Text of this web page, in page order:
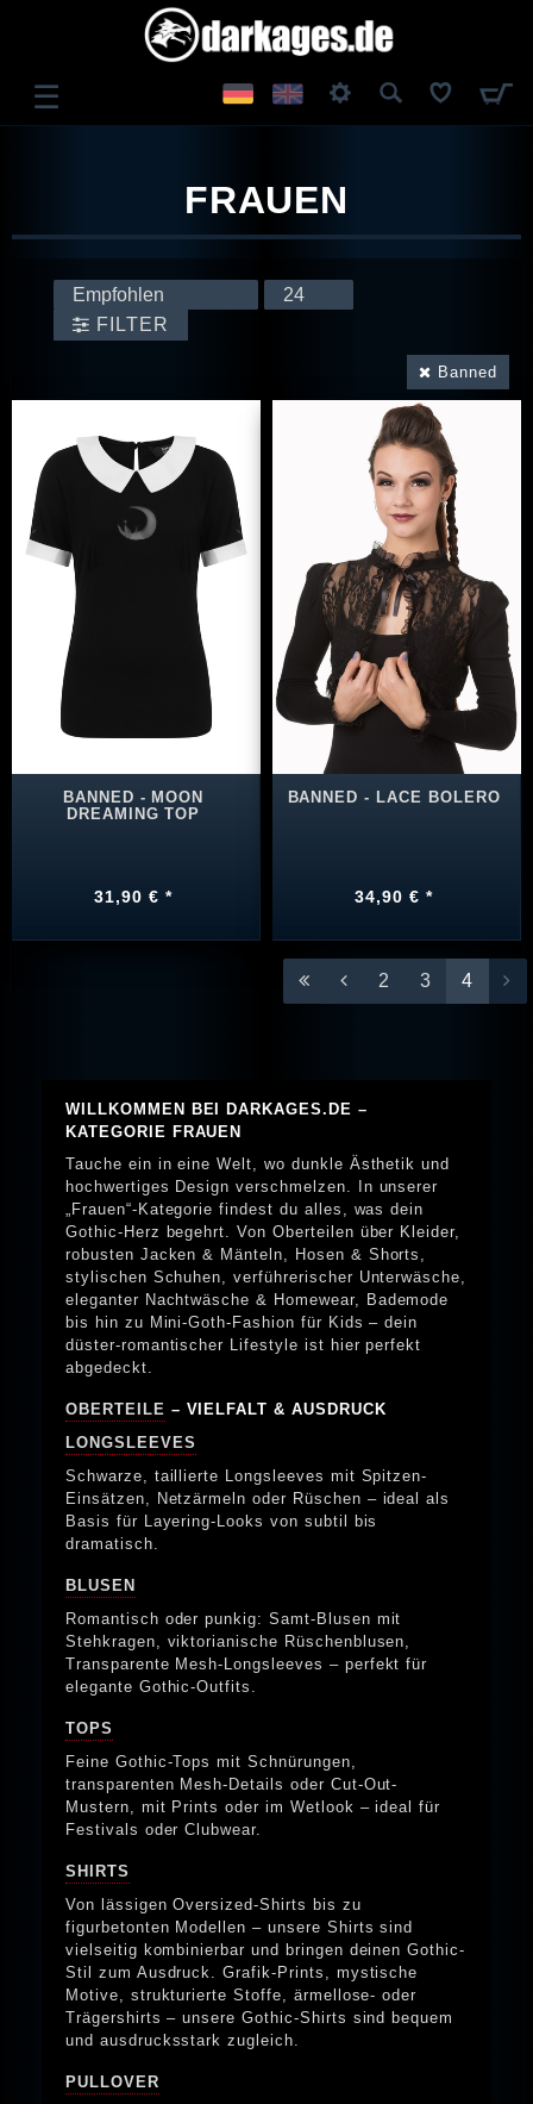
☰
REGISTRIEREN
FRAUEN
FILTER
Banned
BANNED - MOON
DREAMING TOP
31,90 € *
BANNED - LACE BOLERO
34,90 € *
2 3 4
WILLKOMMEN BEI DARKAGES.DE –
KATEGORIE FRAUEN
Tauche ein in eine Welt, wo dunkle Ästhetik und
hochwertiges Design verschmelzen. In unserer
„Frauen“-Kategorie findest du alles, was dein
Gothic-Herz begehrt. Von Oberteilen über Kleider,
robusten Jacken & Mänteln, Hosen & Shorts,
stylischen Schuhen, verführerischer Unterwäsche,
eleganter Nachtwäsche & Homewear, Bademode
bis hin zu Mini-Goth-Fashion für Kids – dein
düster-romantischer Lifestyle ist hier perfekt
abgedeckt.
OBERTEILE – VIELFALT & AUSDRUCK
LONGSLEEVES
Schwarze, taillierte Longsleeves mit Spitzen-
Einsätzen, Netzärmeln oder Rüschen – ideal als
Basis für Layering-Looks von subtil bis
dramatisch.
BLUSEN
Romantisch oder punkig: Samt-Blusen mit
Stehkragen, viktorianische Rüschenblusen,
Transparente Mesh-Longsleeves – perfekt für
elegante Gothic-Outfits.
TOPS
Feine Gothic-Tops mit Schnürungen,
transparenten Mesh-Details oder Cut-Out-
Mustern, mit Prints oder im Wetlook – ideal für
Festivals oder Clubwear.
SHIRTS
Von lässigen Oversized-Shirts bis zu
figurbetonten Modellen – unsere Shirts sind
vielseitig kombinierbar und bringen deinen Gothic-
Stil zum Ausdruck. Grafik-Prints, mystische
Motive, strukturierte Stoffe, ärmellose- oder
Trägershirts – unsere Gothic-Shirts sind bequem
und ausdrucksstark zugleich.
PULLOVER